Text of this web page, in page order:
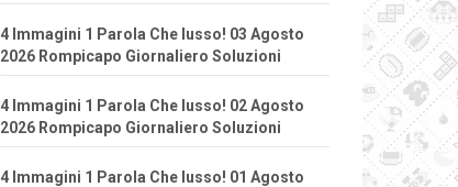
4 Immagini 1 Parola Che lusso! 03 Agosto
2026 Rompicapo Giornaliero Soluzioni
4 Immagini 1 Parola Che lusso! 02 Agosto
2026 Rompicapo Giornaliero Soluzioni
4 Immagini 1 Parola Che lusso! 01 Agosto